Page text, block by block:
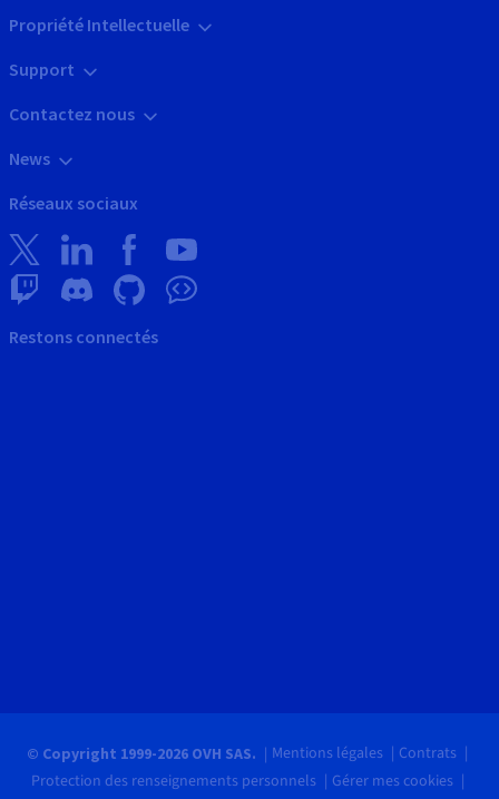
Propriété Intellectuelle
Support
Contactez nous
News
Réseaux sociaux
Restons connectés
© Copyright 1999-2026 OVH SAS. Mentions légales
Contrats
Protection des renseignements personnels
Gérer mes cookies